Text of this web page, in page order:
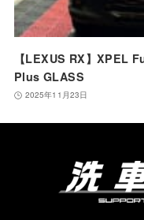
【LEXUS RX】XPEL
Plus GLASS
2025年11月23日